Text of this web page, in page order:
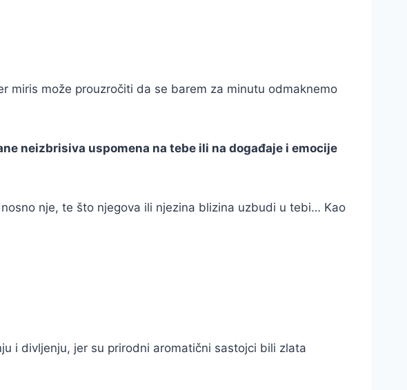
miris može prouzročiti da se barem za minutu odmaknemo
neizbrisiva uspomena na tebe ili na događaje i emocije
nje, te što njegova ili njezina blizina uzbudi u tebi… Kao
i divljenju, jer su prirodni aromatični sastojci bili zlata